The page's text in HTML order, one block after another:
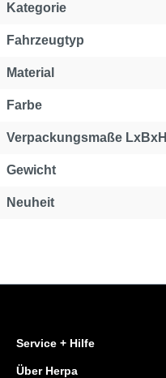
Kategorie
Fahrzeugtyp
Material
Farbe
Verpackungsmaße LxBxH
Gewicht
Neuheit
Service + Hilfe
Über Herpa